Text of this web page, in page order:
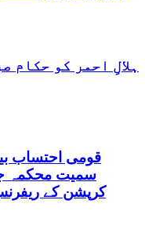
ہلالِ احمر کو حکام
قومی احتساب
سمیت محکمہ
کرپشن کے